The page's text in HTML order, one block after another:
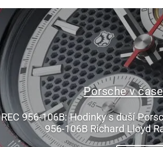
Porsche v
REC 956-106B: Hodinky s duší
956-106B Richard Lloyd